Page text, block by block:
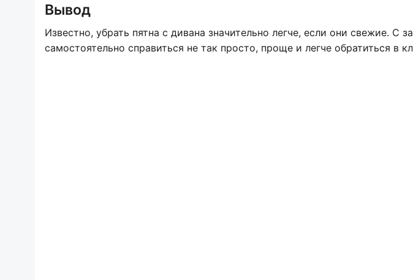
Вывод
Известно, убрать пятна с дивана значительно легче, если они свежие. С
самостоятельно справиться не так просто, проще и легче обратиться в